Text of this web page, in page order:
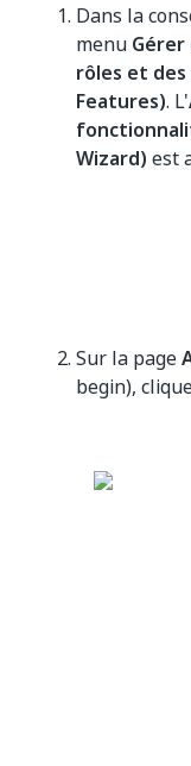
Dans la
menu Gérer
rôles et
Features). L'
Wizard) est
Sur la page
begin),